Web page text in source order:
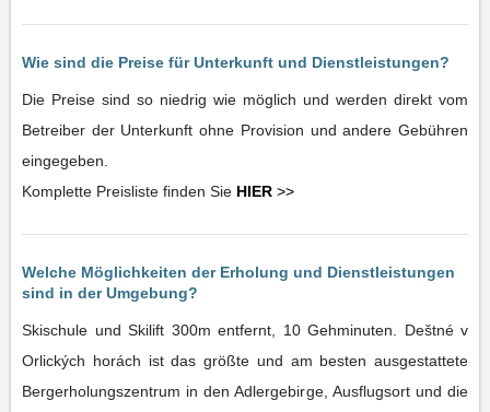
Wie sind die Preise für Unterkunft und Dienstleistungen?
Die Preise sind so niedrig wie möglich und werden direkt vom
Betreiber der Unterkunft ohne Provision und andere Gebühren
eingegeben.
Komplette Preisliste finden Sie HIER >>
Welche Möglichkeiten der Erholung und Dienstleistungen
sind in der Umgebung?
Skischule und Skilift 300m entfernt, 10 Gehminuten. Deštné v
Orlických horách ist das größte und am besten ausgestattete
Bergerholungszentrum in den Adlergebirge, Ausflugsort und die